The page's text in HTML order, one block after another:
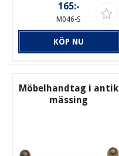
165:-
M046-S
KÖP NU
Möbelhandtag i antik
mässing